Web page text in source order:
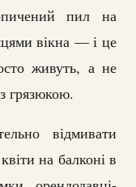
пил на
вікна — і це
живуть, а не
грязюкою.
відмивати
на балконі в